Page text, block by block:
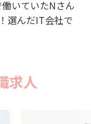
いていたNさん
選んだIT会社で
求人